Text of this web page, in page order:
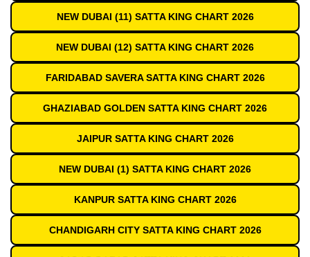
NEW DUBAI (11) SATTA KING CHART 2026
NEW DUBAI (12) SATTA KING CHART 2026
FARIDABAD SAVERA SATTA KING CHART 2026
GHAZIABAD GOLDEN SATTA KING CHART 2026
JAIPUR SATTA KING CHART 2026
NEW DUBAI (1) SATTA KING CHART 2026
KANPUR SATTA KING CHART 2026
CHANDIGARH CITY SATTA KING CHART 2026